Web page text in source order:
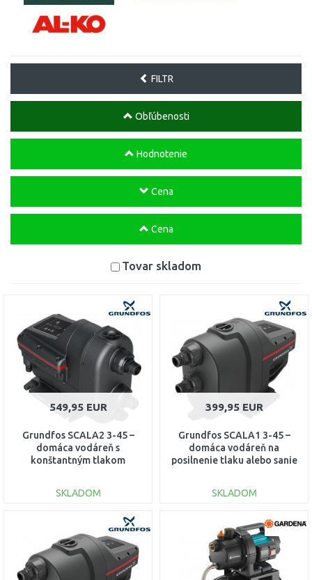
FILTR
Obľúbenosti
Hodnotenie
Cena
Cena
Tovar skladom
549,95 EUR
Grundfos SCALA2 3-45 –
domáca vodáreň s
konštantným tlakom
SKLADOM
Porovnať
399,95 EUR
Grundfos SCALA1 3-45 –
domáca vodáreň na
posilnenie tlaku alebo sanie
SKLADOM
DO KOŠÍKA
Porovnať